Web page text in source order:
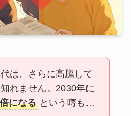
は、さらに高騰して
れません。2030年に
になる という噂も…